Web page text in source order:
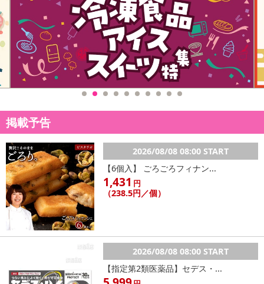
※手洗い洗濯OKです。
乾燥機はご遠慮ください。
・原産国（最終加工地）：日本
・原材料/材質/素材：綿、レーヨン、ポリエステル、シルク、アク
リル
・商品カラー：アジサイ
・商品サイズ：
（約）
全長 ：27.5cm
手囲い ：18cm
手首周り：15cm
注意事項
【賞味・消費期限のある商品について】
商品到着時点でのお日持ち期間は、配送日数などにより異なります
のでご了承ください。
【キャンセルについて】
掲載予告
2026/08/08 08:00 START
【6個入】 ごろごろフィナン...
1,431 円
（238.5円／個）
2026/08/08 08:00 START
【指定第2類医薬品】セデス・...